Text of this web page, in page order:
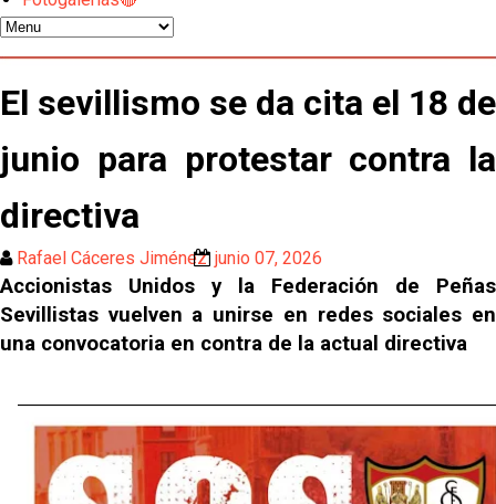
gestión de un inválido Consejo
Luis García Plaza: No sufrir ya es un paso adelante
El Sevilla FC plantea ampliar hasta cinco fichajes
más antes del cierre
Djibril Sow pone rumbo a Italia para firmar su nuevo
del campo sevillista
Sow muy cerca de cerrar su traspaso al Genoa
El sevillismo se da cita el 18 de
junio para protestar contra la
directiva
Rafael Cáceres Jiménez junio 07, 2026
Accionistas Unidos y la Federación de Peñas
Sevillistas vuelven a unirse en redes sociales en
una convocatoria en contra de la actual directiva